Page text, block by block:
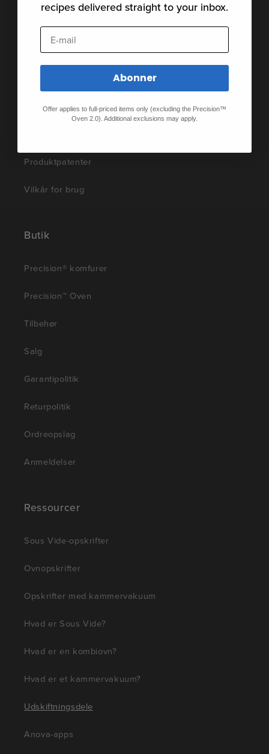
Støtte
Fællesskab
Kontakt Anova Culinary
Privatlivspolitik
Produktpatenter
Vilkår for brug
Butik
Precision® komfurer
Precision™ Oven
Tilbehør
Salg
Garantipolitik
Returpolitik
Ordreopslag
Anmeldelser
Ressourcer
Sous Vide-opskrifter
Ovnopskrifter
Opskrifter med kammervakuum
Hvad er Sous Vide?
Hvad er en kombiovn?
Hvad er et kammervakuum?
Udskiftningsdele
Anova-apps
recipes delivered straight to your inbox.
E-mail
Abonner
Offer applies to full-priced items only (excluding the Precision™
Oven 2.0). Additional exclusions may apply.